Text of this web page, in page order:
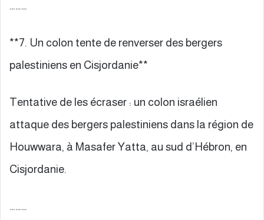
………
**7. Un colon tente de renverser des bergers
palestiniens en Cisjordanie**
Tentative de les écraser : un colon israélien
attaque des bergers palestiniens dans la région de
Houwwara, à Masafer Yatta, au sud d’Hébron, en
Cisjordanie.
………